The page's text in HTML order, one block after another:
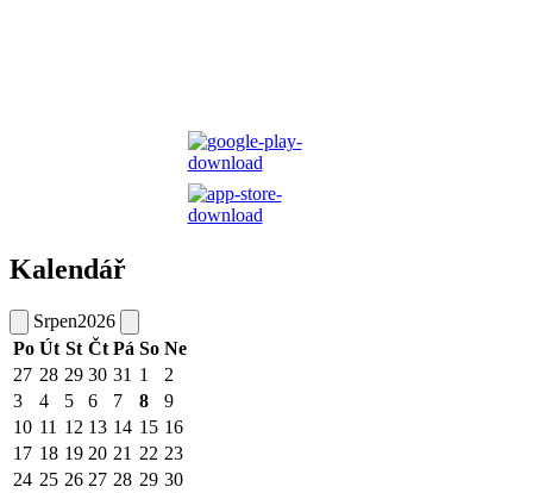
Kalendář
Srpen2026
Po Út St Čt Pá So Ne
27 28 29 30 31 1
2
3
4 5 6 7 8
9
10 11 12 13 14 15 16
17 18 19 20 21 22 23
24 25 26 27 28 29 30